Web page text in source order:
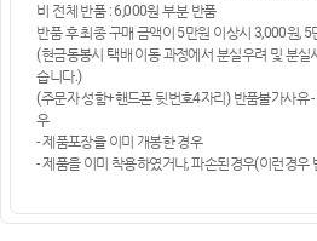
비 전체 반품 : 6,000원 부분 반품
반품 후 최종 구매 금액이 5만원 이상시 3,000원, 5
(현금동봉시 택배 이동 과정에서 분실우려 및 분
습니다.)
(주문자 성함+핸드폰 뒷번호4자리) 반품불가사유
우
- 제품포장을 이미 개봉한 경우
- 제품을 이미 착용하였거나, 파손된경우(이런경우